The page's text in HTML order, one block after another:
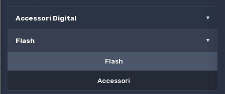
Accessori Digital
Flash
Flash
Accessori